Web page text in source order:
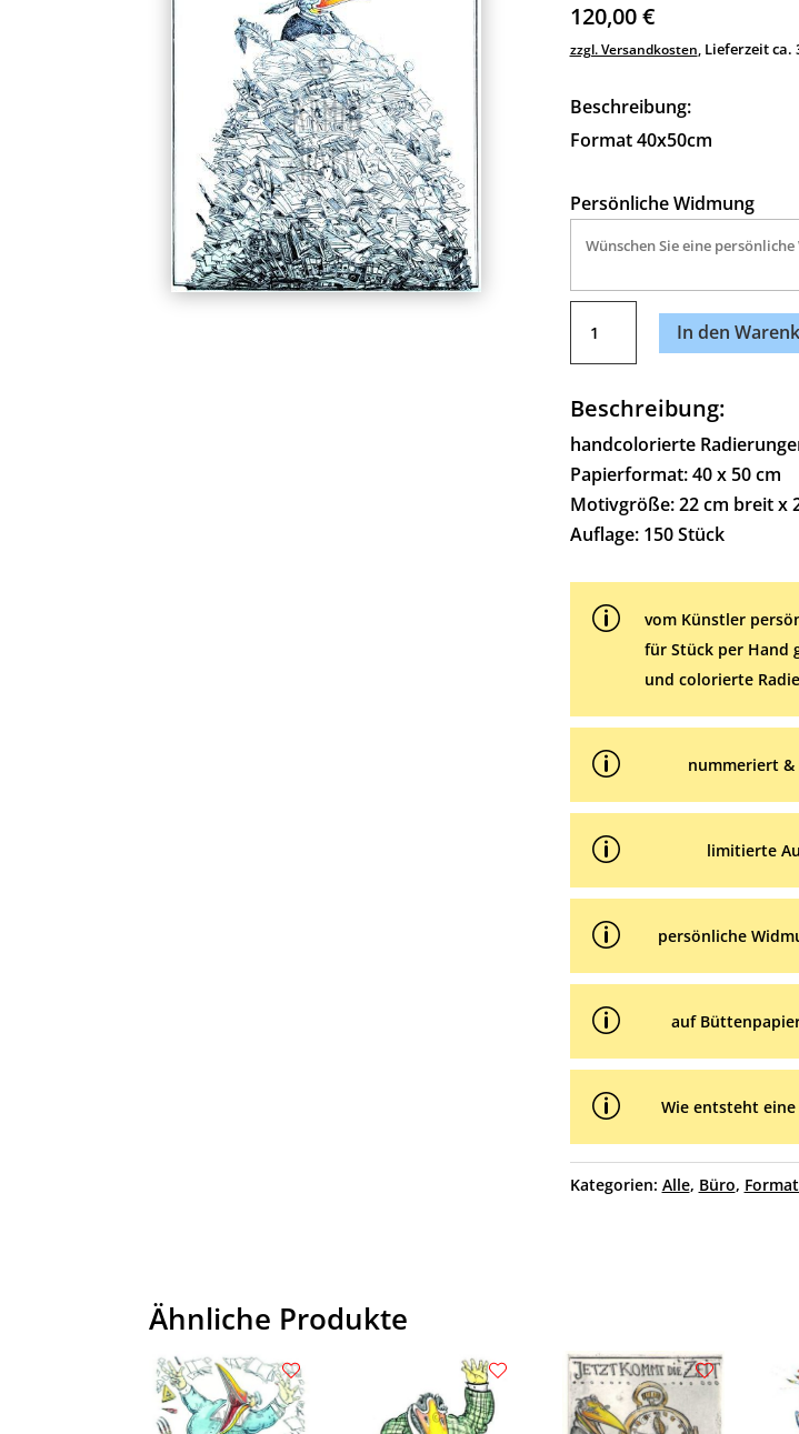
120,00€
zzgl. Versandkosten, Lieferzeit ca.
Beschreibung:
Format 40x50cm
Persönliche Widmung
hill
Menge
In den
A
r
n
a
t
i
e
Beschreibung:
handcolorierte
Papierformat: 40 x 50 cm
Motivgröße: 22 cm breit x
Auflage: 150 Stück
p
vom Künstler
für Stück per Hand
und colorierte
p nummeriert
p limitierte
p persönliche
p auf
p Wie entsteht eine
Kategorien: Alle, Büro,
Ähnliche Produkte